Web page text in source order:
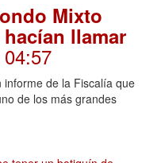
Mixto
hacían llamar
04:57
informe de la Fiscalía que
de los más grandes